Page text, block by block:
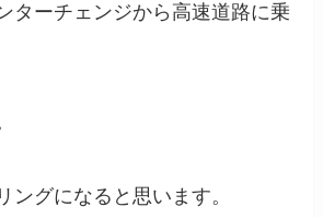
ターチェンジから高速道路に乗
ングになると思います。